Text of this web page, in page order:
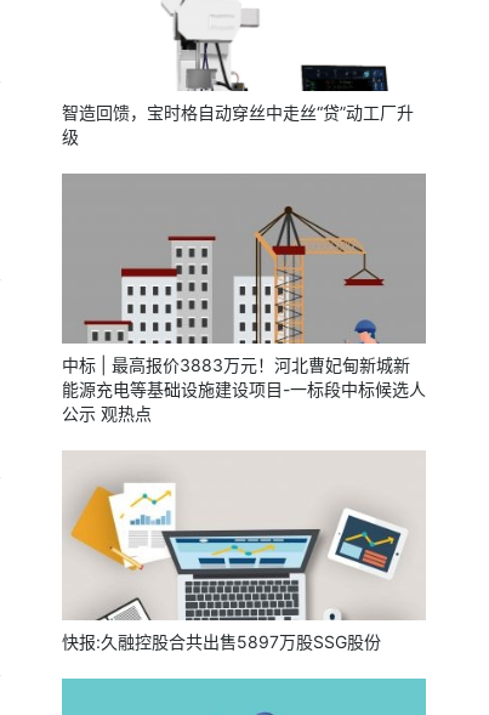
智造回馈，宝时格自动穿丝中走丝“贷”动工厂升
级
中标 | 最高报价3883万元！河北曹妃甸新城新
能源充电等基础设施建设项目-一标段中标候选人
公示 观热点
快报:久融控股合共出售5897万股SSG股份